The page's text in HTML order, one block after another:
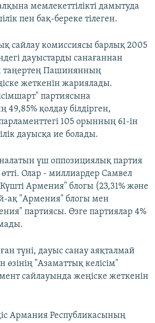
мемлекеттілікті дамытуда
пен бақ-береке тілеген.
сайлау комиссиясы барлық 2005
дауыстарды санағаннан
таңертең Пашинянның
жеткенін жариялады.
партиясына
қолдау білдірген,
105 орынның 61-ін
дауысқа ие болады.
үш оппозициялық партия
Олар - миллиардер Самвел
Армения" блогы (23,31% және
ақ "Армения" блогы мен
партиясы. Өзге партиялар 4%
түні, дауыс санау аяқталмай
"Азаматтық келісім"
сайлауында жеңіске жеткенін
Армания Республикасының